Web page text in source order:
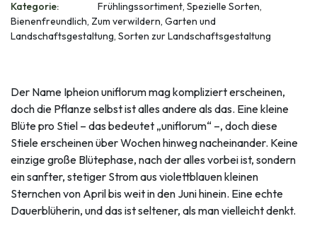
Kategorie:
Frühlingssortiment, Spezielle Sorten,
Bienenfreundlich, Zum verwildern, Garten und
Landschaftsgestaltung, Sorten zur Landschaftsgestaltung
Der Name Ipheion uniflorum mag kompliziert erscheinen,
doch die Pflanze selbst ist alles andere als das. Eine kleine
Blüte pro Stiel – das bedeutet „uniflorum“ –, doch diese
Stiele erscheinen über Wochen hinweg nacheinander. Keine
einzige große Blütephase, nach der alles vorbei ist, sondern
ein sanfter, stetiger Strom aus violettblauen kleinen
Sternchen von April bis weit in den Juni hinein. Eine echte
Dauerblüherin, und das ist seltener, als man vielleicht denkt.